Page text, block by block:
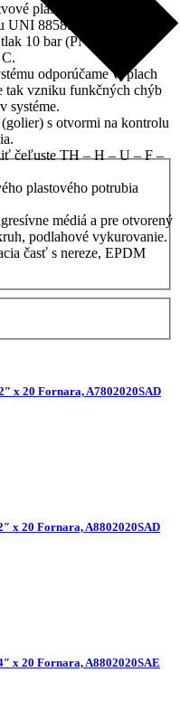
plastové potrubia je
UNI 8858: 1985.
10 bar (PN 10).
odporúčame výplach
tak vzniku funkčných chýb
systéme.
s otvormi na kontrolu
čeľuste TH – H – U – F –
plastového potrubia
médiá a pre otvorený
podlahové vykurovanie.
časť s nereze, EPDM
x 20 Fornara, A7802020SAD
x 20 Fornara, A8802020SAD
x 20 Fornara, A8802020SAE